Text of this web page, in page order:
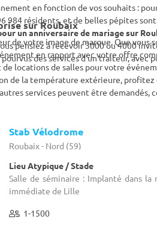
en fonction de vos souhaits :
984 résidents, et de belles pépites
un anniversaire de mariage sur
pensiez à recevoir 3000 ou 4000
des services d’un traiteur, avec
sur Roubaix
de votre image de marque. Que vous
en rapport avec votre offre
locations de salles pour votre
de la température extérieure,
services peuvent être demandés,
vous aurez l’opportunité de
Stab Vélodrome
Roubaix - Nord (59)
Lieu Atypique / Stade
Salle de séminaire : Implanté dans
immédiate de Lille
1-1500